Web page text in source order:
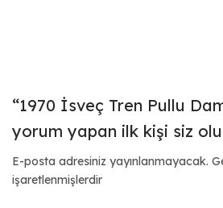
“1970 İsveç Tren Pullu
yorum yapan ilk kişi siz
E-posta adresiniz yayınlanmayacak.
işaretlenmişlerdir